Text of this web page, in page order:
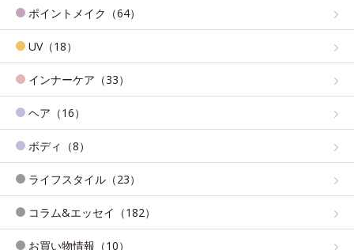
ポイントメイク（64）
UV（18）
インナーケア（33）
ヘア（16）
ボディ（8）
ライフスタイル（23）
コラム&エッセイ（182）
お買い物情報（10）